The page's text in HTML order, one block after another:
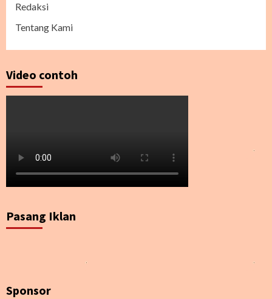
Redaksi
Tentang Kami
Video contoh
Pasang Iklan
Sponsor